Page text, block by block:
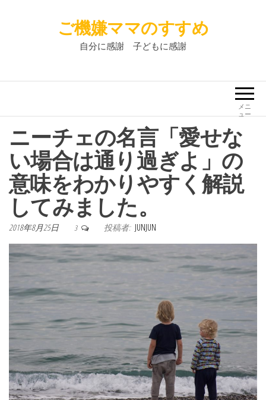
ご機嫌ママのすすめ
自分に感謝 子どもに感謝
メニ
ュー
ニーチェの名言「愛せな
い場合は通り過ぎよ」の
意味をわかりやすく解説
してみました。
2018年8月25日 3 投稿者: JUNJUN